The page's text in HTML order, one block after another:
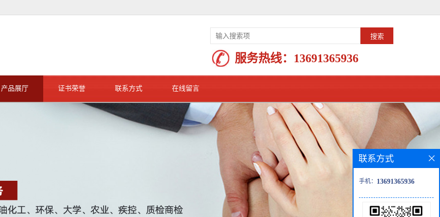
服务热线： 13691365936
产品展厅 证书荣誉 联系方式 在线留言
联系方式
手机： 13691365936